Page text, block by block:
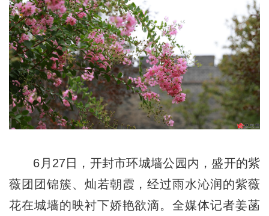
6月27日，开封市环城墙公园内，盛开的紫
薇团团锦簇、灿若朝霞，经过雨水沁润的紫薇
花在城墙的映衬下娇艳欲滴。全媒体记者姜菡